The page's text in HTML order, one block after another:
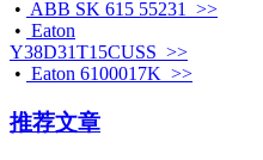
• ABB SK 615 55231 >>
• Eaton
Y38D31T15CUSS >>
• Eaton 6100017K >>
推荐文章